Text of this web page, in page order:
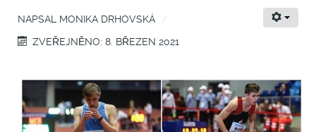
NAPSAL MONIKA DRHOVSKÁ
ZVEŘEJNĚNO: 8. BŘEZEN 2021